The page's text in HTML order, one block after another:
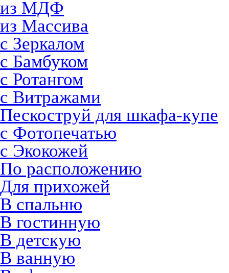
из МДФ
из Массива
с Зеркалом
с Бамбуком
с Ротангом
с Витражами
Пескоструй для шкафа-купе
с Фотопечатью
с Экокожей
По расположению
Для прихожей
В спальню
В гостинную
В детскую
В ванную